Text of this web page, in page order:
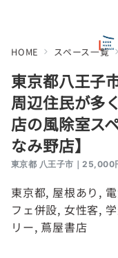
HOME スペース一覧
東京都八王子
周辺住民が多
店の風除室ス
なみ野店】
東京都 八王子市｜25,000
東京都, 屋根あり ,
フェ併設, 女性客,
リー, 蔦屋書店